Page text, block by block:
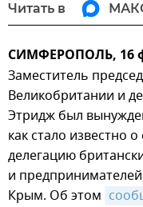
Читать в
СИМФЕРОПОЛЬ, 16
Заместитель
Великобритании и
Этридж был
как стало известно
делегацию
и
Крым. Об этом